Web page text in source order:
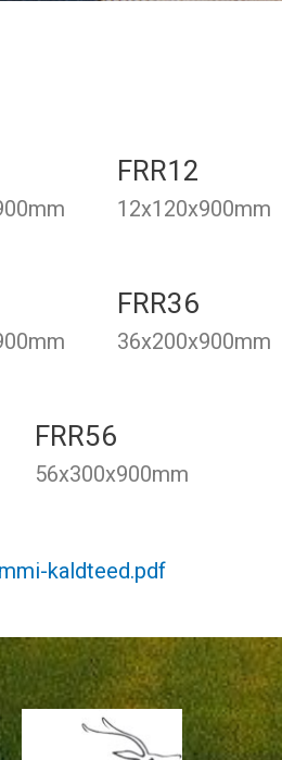
FRR12
12x120x900mm
FRR36
36x200x900mm
FRR56
56x300x900mm
kaldteed.pdf